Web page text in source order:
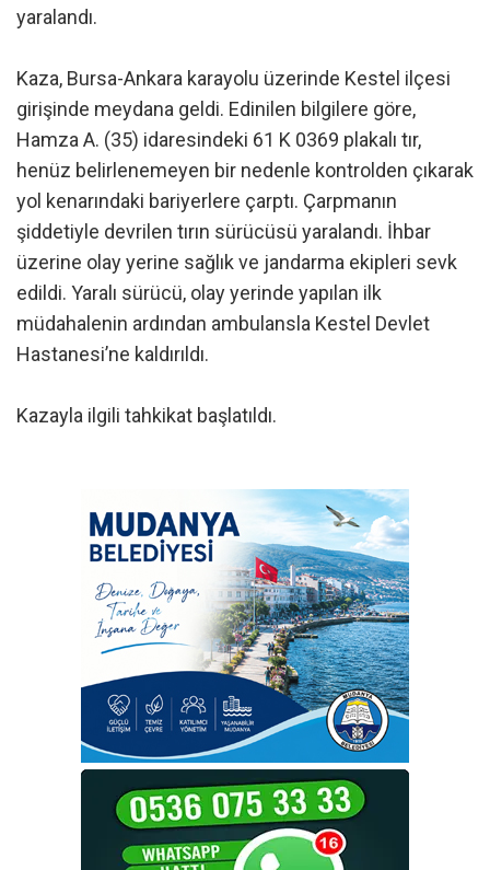
yaralandı.
Kaza, Bursa-Ankara karayolu üzerinde Kestel ilçesi
girişinde meydana geldi. Edinilen bilgilere göre,
Hamza A. (35) idaresindeki 61 K 0369 plakalı tır,
henüz belirlenemeyen bir nedenle kontrolden çıkarak
yol kenarındaki bariyerlere çarptı. Çarpmanın
şiddetiyle devrilen tırın sürücüsü yaralandı. İhbar
üzerine olay yerine sağlık ve jandarma ekipleri sevk
edildi. Yaralı sürücü, olay yerinde yapılan ilk
müdahalenin ardından ambulansla Kestel Devlet
Hastanesi’ne kaldırıldı.
Kazayla ilgili tahkikat başlatıldı.